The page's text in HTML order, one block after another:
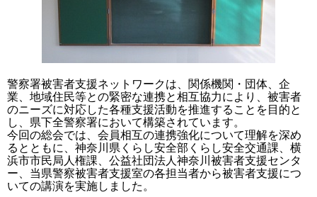
警察署被害者支援ネットワークは、関係機関・団体、企
業、地域住民等との緊密な連携と相互協力により、被害者
のニーズに対応した各種支援活動を推進することを目的と
し、県下全警察署において構築されています。
今回の総会では、会員相互の連携強化について理解を深め
るとともに、 神奈川県くらし安全部くらし安全交通課、横
浜市市民局人権課、公益社団法人神奈川被害者支援センタ
ー、当県警察被害者支援室の各担当者から被害者支援につ
いての講演を実施しました。